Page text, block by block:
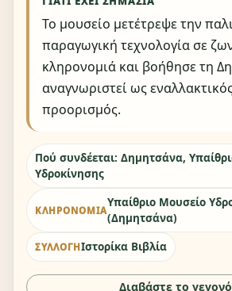
Το μουσείο μετέτρεψε την
παραγωγική τεχνολογία σε
κληρονομιά και βοήθησε τη
αναγνωριστεί ως
προορισμός.
Πού συνδέεται: Δημητσάνα,
Υδροκίνησης
ΚΛΗΡΟΝΟΜΙΆ
Υπαίθριο Μουσείο
(Δημητσάνα)
ΣΥΛΛΟΓΉΙστορίκα Βιβλία
Διαβάστε το